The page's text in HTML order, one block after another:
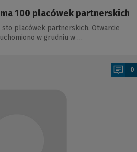
100 placówek partnerskich
sto placówek partnerskich. Otwarcie
w grudniu w …
0